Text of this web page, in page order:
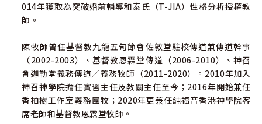
014年獲取為突破婚前輔導和泰氏（T-JIA）性格分析授權教
師。
陳牧師曾任基督教九龍五旬節會佐敦堂駐校傳道兼傳道幹事
（2002-2003）、基督教恩霖堂傳道（2006-2010）、神召
會迦勒堂義務傳道／義務牧師（2011-2020）。2010年加入
神召神學院擔任實習主任及教關主任至今；2016年開始兼任
香柏樹工作室義務團牧；2020年更兼任純福音香港神學院客
席老師和基督教恩霖堂牧師。